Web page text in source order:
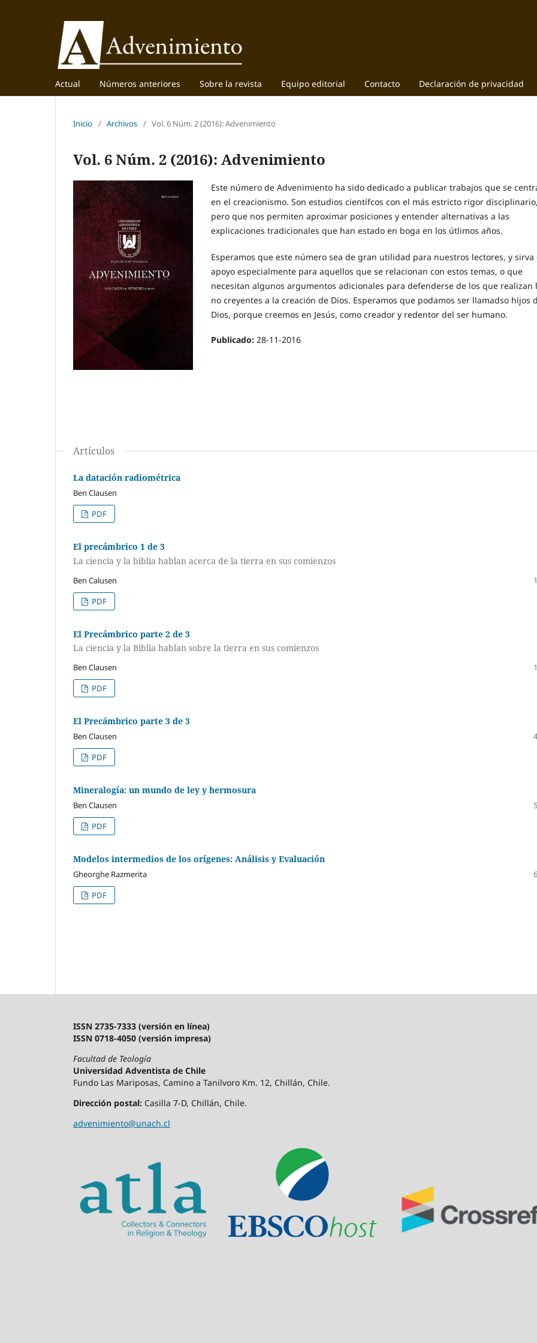
Actual Números anteriores Sobre la revista Equipo editorial Contacto Declaración de privacidad
Inicio / Archivos / Vol. 6 Núm. 2 (2016): Advenimiento
Vol. 6 Núm. 2 (2016): Advenimiento
Este número de Advenimiento ha sido dedicado a publicar trabajos que se
en el creacionismo. Son estudios científcos con el más estricto rigor disciplinario,
pero que nos permiten aproximar posiciones y entender alternativas a las
explicaciones tradicionales que han estado en boga en los útlimos años.
Esperamos que este número sea de gran utilidad para nuestros lectores, y sirva
apoyo especialmente para aquellos que se relacionan con estos temas, o que
necesitan algunos argumentos adicionales para defenderse de los que realizan
no creyentes a la creación de Dios. Esperamos que podamos ser llamadso hijos
Dios, porque creemos en Jesús, como creador y redentor del ser humano.
Publicado: 28-11-2016
Artículos
La datación radiométrica
Ben Clausen
PDF
El precámbrico 1 de 3
La ciencia y la biblia hablan acerca de la tierra en sus comienzos
Ben Calusen
PDF
El Precámbrico parte 2 de 3
La ciencia y la Biblia hablan sobre la tierra en sus comienzos
Ben Clausen
PDF
El Precámbrico parte 3 de 3
Ben Clausen
PDF
Mineralogía: un mundo de ley y hermosura
Ben Clausen
PDF
Modelos intermedios de los orígenes: Análisis y Evaluación
Gheorghe Razmerita
PDF
ISSN 2735-7333 (versión en línea)
ISSN 0718-4050 (versión impresa)
Facultad de Teología
Universidad Adventista de Chile
Fundo Las Mariposas, Camino a Tanilvoro Km. 12, Chillán, Chile.
Dirección postal: Casilla 7-D, Chillán, Chile.
advenimiento@unach.cl